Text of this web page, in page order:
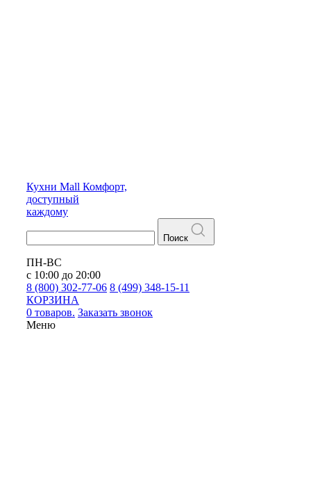
Кухни Mall Комфорт,
доступный
каждому
Поиск
ПН-ВС
с 10:00 до 20:00
8 (800) 302-77-06 8 (499) 348-15-11
КОРЗИНА
0 товаров. Заказать звонок
Меню